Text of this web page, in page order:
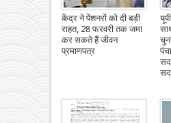
केंद्र ने पेंशनरों को दी बड़ी
राहत, 28 फरवरी तक जमा
कर सकते हैं जीवन
प्रमाणपत्र